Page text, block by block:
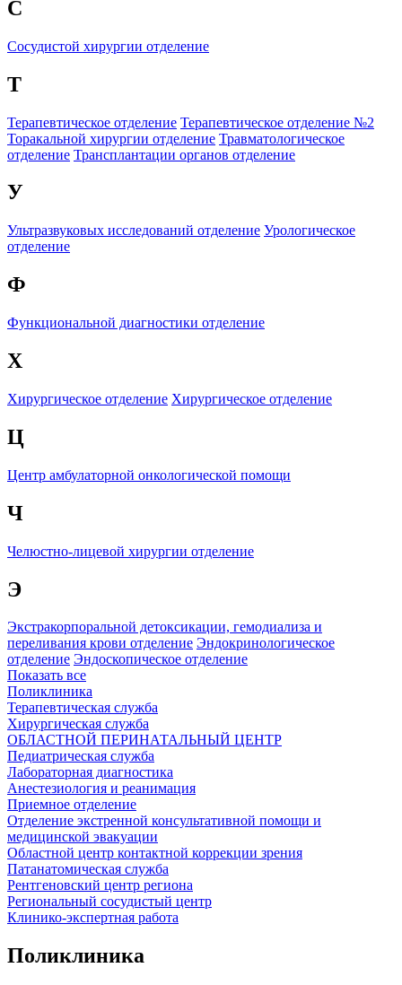
С
Сосудистой хирургии отделение
Т
Терапевтическое отделение Терапевтическое отделение №2
Торакальной хирургии отделение Травматологическое
отделение Трансплантации органов отделение
У
Ультразвуковых исследований отделение Урологическое
отделение
Ф
Функциональной диагностики отделение
Х
Хирургическое отделение Хирургическое отделение
Ц
Центр амбулаторной онкологической помощи
Ч
Челюстно-лицевой хирургии отделение
Э
Экстракорпоральной детоксикации, гемодиализа и
переливания крови отделение Эндокринологическое
отделение Эндоскопическое отделение
Показать все
Поликлиника
Терапевтическая служба
Хирургическая служба
ОБЛАСТНОЙ ПЕРИНАТАЛЬНЫЙ ЦЕНТР
Педиатрическая служба
Лабораторная диагностика
Анестезиология и реанимация
Приемное отделение
Отделение экстренной консультативной помощи и
медицинской эвакуации
Областной центр контактной коррекции зрения
Патанатомическая служба
Рентгеновский центр региона
Региональный сосудистый центр
Клинико-экспертная работа
Поликлиника